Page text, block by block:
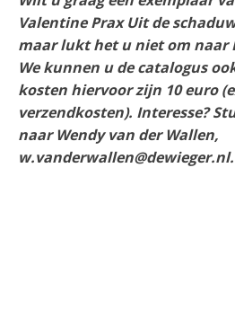
Valentine Prax Uit de
maar lukt het u niet om naar
We kunnen u de catalogus
kosten hiervoor zijn 10 euro
verzendkosten). Interesse?
naar Wendy van der Wallen,
w.vanderwallen@dewieger.nl.